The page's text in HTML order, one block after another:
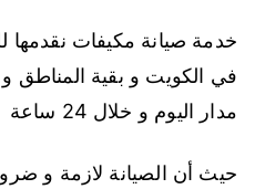
خدمة صيانة مكيفات نقدمها
في الكويت و بقية المناطق
مدار اليوم و خلال 24 ساعة
حيث أن الصيانة لازمة و